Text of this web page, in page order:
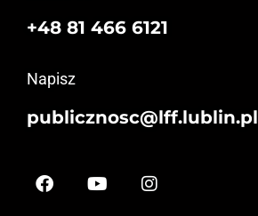
+48 81 466 6121
Napisz
publicznosc@lff.lublin.pl